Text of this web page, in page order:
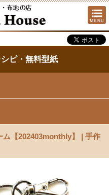
ピ・無料型紙
ム【202403monthly】 | 手作